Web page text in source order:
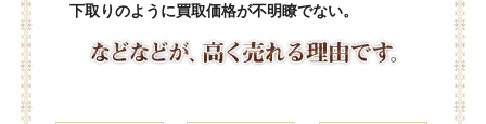
下取りのように買取価格が不明瞭でない。